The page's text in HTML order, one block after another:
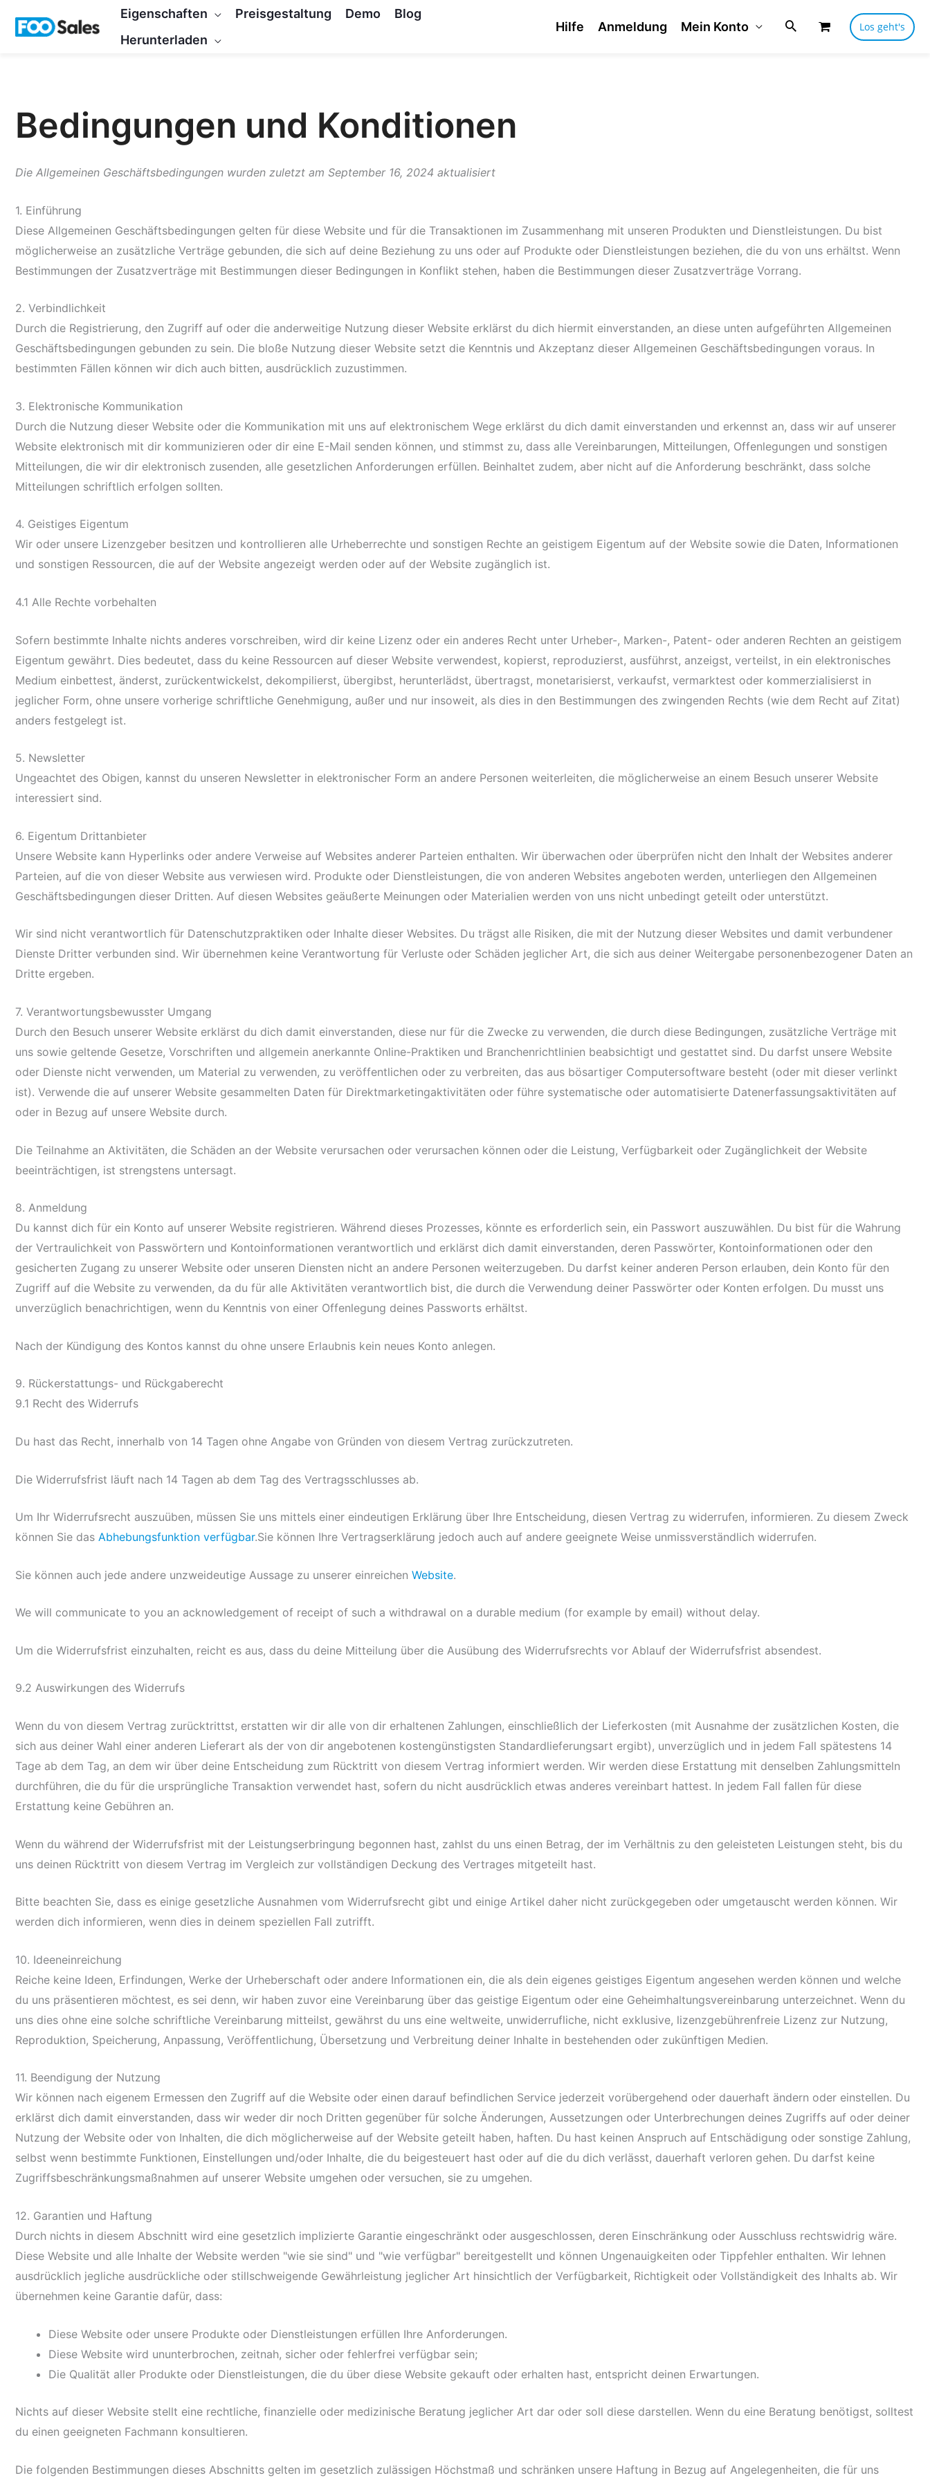
Inhalt
Eigenschaften Preisgestaltung Demo
Blog
Herunterladen
Hilfe Anmeldung Mein Konto Los geht's
Bedingungen und Konditionen
Die Allgemeinen Geschäftsbedingungen wurden zuletzt am September 16, 2024 aktualisiert
1. Einführung
Diese Allgemeinen Geschäftsbedingungen gelten für diese Website und für die Transaktionen im Zusammenhang mit unseren Produkten und Dienstleistungen. Du bist
möglicherweise an zusätzliche Verträge gebunden, die sich auf deine Beziehung zu uns oder auf Produkte oder Dienstleistungen beziehen, die du von uns erhältst. Wenn
Bestimmungen der Zusatzverträge mit Bestimmungen dieser Bedingungen in Konflikt stehen, haben die Bestimmungen dieser Zusatzverträge Vorrang.
2. Verbindlichkeit
Durch die Registrierung, den Zugriff auf oder die anderweitige Nutzung dieser Website erklärst du dich hiermit einverstanden, an diese unten aufgeführten Allgemeinen
Geschäftsbedingungen gebunden zu sein. Die bloße Nutzung dieser Website setzt die Kenntnis und Akzeptanz dieser Allgemeinen Geschäftsbedingungen voraus. In
bestimmten Fällen können wir dich auch bitten, ausdrücklich zuzustimmen.
3. Elektronische Kommunikation
Durch die Nutzung dieser Website oder die Kommunikation mit uns auf elektronischem Wege erklärst du dich damit einverstanden und erkennst an, dass wir auf unserer
Website elektronisch mit dir kommunizieren oder dir eine E-Mail senden können, und stimmst zu, dass alle Vereinbarungen, Mitteilungen, Offenlegungen und sonstigen
Mitteilungen, die wir dir elektronisch zusenden, alle gesetzlichen Anforderungen erfüllen. Beinhaltet zudem, aber nicht auf die Anforderung beschränkt, dass solche
Mitteilungen schriftlich erfolgen sollten.
4. Geistiges Eigentum
Wir oder unsere Lizenzgeber besitzen und kontrollieren alle Urheberrechte und sonstigen Rechte an geistigem Eigentum auf der Website sowie die Daten, Informationen
und sonstigen Ressourcen, die auf der Website angezeigt werden oder auf der Website zugänglich ist.
4.1 Alle Rechte vorbehalten
Sofern bestimmte Inhalte nichts anderes vorschreiben, wird dir keine Lizenz oder ein anderes Recht unter Urheber-, Marken-, Patent- oder anderen Rechten an geistigem
Eigentum gewährt. Dies bedeutet, dass du keine Ressourcen auf dieser Website verwendest, kopierst, reproduzierst, ausführst, anzeigst, verteilst, in ein elektronisches
Medium einbettest, änderst, zurückentwickelst, dekompilierst, übergibst, herunterlädst, übertragst, monetarisierst, verkaufst, vermarktest oder kommerzialisierst in
jeglicher Form, ohne unsere vorherige schriftliche Genehmigung, außer und nur insoweit, als dies in den Bestimmungen des zwingenden Rechts (wie dem Recht auf Zitat)
anders festgelegt ist.
5. Newsletter
Ungeachtet des Obigen, kannst du unseren Newsletter in elektronischer Form an andere Personen weiterleiten, die möglicherweise an einem Besuch unserer Website
interessiert sind.
6. Eigentum Drittanbieter
Unsere Website kann Hyperlinks oder andere Verweise auf Websites anderer Parteien enthalten. Wir überwachen oder überprüfen nicht den Inhalt der Websites anderer
Parteien, auf die von dieser Website aus verwiesen wird. Produkte oder Dienstleistungen, die von anderen Websites angeboten werden, unterliegen den Allgemeinen
Geschäftsbedingungen dieser Dritten. Auf diesen Websites geäußerte Meinungen oder Materialien werden von uns nicht unbedingt geteilt oder unterstützt.
Wir sind nicht verantwortlich für Datenschutzpraktiken oder Inhalte dieser Websites. Du trägst alle Risiken, die mit der Nutzung dieser Websites und damit verbundener
Dienste Dritter verbunden sind. Wir übernehmen keine Verantwortung für Verluste oder Schäden jeglicher Art, die sich aus deiner Weitergabe personenbezogener Daten an
Dritte ergeben.
7. Verantwortungsbewusster Umgang
Durch den Besuch unserer Website erklärst du dich damit einverstanden, diese nur für die Zwecke zu verwenden, die durch diese Bedingungen, zusätzliche Verträge mit
uns sowie geltende Gesetze, Vorschriften und allgemein anerkannte Online-Praktiken und Branchenrichtlinien beabsichtigt und gestattet sind. Du darfst unsere Website
oder Dienste nicht verwenden, um Material zu verwenden, zu veröffentlichen oder zu verbreiten, das aus bösartiger Computersoftware besteht (oder mit dieser verlinkt
ist). Verwende die auf unserer Website gesammelten Daten für Direktmarketingaktivitäten oder führe systematische oder automatisierte Datenerfassungsaktivitäten auf
oder in Bezug auf unsere Website durch.
Die Teilnahme an Aktivitäten, die Schäden an der Website verursachen oder verursachen können oder die Leistung, Verfügbarkeit oder Zugänglichkeit der Website
beeinträchtigen, ist strengstens untersagt.
8. Anmeldung
Du kannst dich für ein Konto auf unserer Website registrieren. Während dieses Prozesses, könnte es erforderlich sein, ein Passwort auszuwählen. Du bist für die Wahrung
der Vertraulichkeit von Passwörtern und Kontoinformationen verantwortlich und erklärst dich damit einverstanden, deren Passwörter, Kontoinformationen oder den
gesicherten Zugang zu unserer Website oder unseren Diensten nicht an andere Personen weiterzugeben. Du darfst keiner anderen Person erlauben, dein Konto für den
Zugriff auf die Website zu verwenden, da du für alle Aktivitäten verantwortlich bist, die durch die Verwendung deiner Passwörter oder Konten erfolgen. Du musst uns
unverzüglich benachrichtigen, wenn du Kenntnis von einer Offenlegung deines Passworts erhältst.
Nach der Kündigung des Kontos kannst du ohne unsere Erlaubnis kein neues Konto anlegen.
9. Rückerstattungs- und Rückgaberecht
9.1 Recht des Widerrufs
Du hast das Recht, innerhalb von 14 Tagen ohne Angabe von Gründen von diesem Vertrag zurückzutreten.
Die Widerrufsfrist läuft nach 14 Tagen ab dem Tag des Vertragsschlusses ab.
Um Ihr Widerrufsrecht auszuüben, müssen Sie uns mittels einer eindeutigen Erklärung über Ihre Entscheidung, diesen Vertrag zu widerrufen, informieren. Zu diesem Zweck
können Sie das Abhebungsfunktion verfügbar.Sie können Ihre Vertragserklärung jedoch auch auf andere geeignete Weise unmissverständlich widerrufen.
Sie können auch jede andere unzweideutige Aussage zu unserer einreichen Website.
We will communicate to you an acknowledgement of receipt of such a withdrawal on a durable medium (for example by email) without delay.
Um die Widerrufsfrist einzuhalten, reicht es aus, dass du deine Mitteilung über die Ausübung des Widerrufsrechts vor Ablauf der Widerrufsfrist absendest.
9.2 Auswirkungen des Widerrufs
Wenn du von diesem Vertrag zurücktrittst, erstatten wir dir alle von dir erhaltenen Zahlungen, einschließlich der Lieferkosten (mit Ausnahme der zusätzlichen Kosten, die
sich aus deiner Wahl einer anderen Lieferart als der von dir angebotenen kostengünstigsten Standardlieferungsart ergibt), unverzüglich und in jedem Fall spätestens 14
Tage ab dem Tag, an dem wir über deine Entscheidung zum Rücktritt von diesem Vertrag informiert werden. Wir werden diese Erstattung mit denselben Zahlungsmitteln
durchführen, die du für die ursprüngliche Transaktion verwendet hast, sofern du nicht ausdrücklich etwas anderes vereinbart hattest. In jedem Fall fallen für diese
Erstattung keine Gebühren an.
Wenn du während der Widerrufsfrist mit der Leistungserbringung begonnen hast, zahlst du uns einen Betrag, der im Verhältnis zu den geleisteten Leistungen steht, bis du
uns deinen Rücktritt von diesem Vertrag im Vergleich zur vollständigen Deckung des Vertrages mitgeteilt hast.
Bitte beachten Sie, dass es einige gesetzliche Ausnahmen vom Widerrufsrecht gibt und einige Artikel daher nicht zurückgegeben oder umgetauscht werden können. Wir
werden dich informieren, wenn dies in deinem speziellen Fall zutrifft.
10. Ideeneinreichung
Reiche keine Ideen, Erfindungen, Werke der Urheberschaft oder andere Informationen ein, die als dein eigenes geistiges Eigentum angesehen werden können und welche
du uns präsentieren möchtest, es sei denn, wir haben zuvor eine Vereinbarung über das geistige Eigentum oder eine Geheimhaltungsvereinbarung unterzeichnet. Wenn du
uns dies ohne eine solche schriftliche Vereinbarung mitteilst, gewährst du uns eine weltweite, unwiderrufliche, nicht exklusive, lizenzgebührenfreie Lizenz zur Nutzung,
Reproduktion, Speicherung, Anpassung, Veröffentlichung, Übersetzung und Verbreitung deiner Inhalte in bestehenden oder zukünftigen Medien.
11. Beendigung der Nutzung
Wir können nach eigenem Ermessen den Zugriff auf die Website oder einen darauf befindlichen Service jederzeit vorübergehend oder dauerhaft ändern oder einstellen. Du
erklärst dich damit einverstanden, dass wir weder dir noch Dritten gegenüber für solche Änderungen, Aussetzungen oder Unterbrechungen deines Zugriffs auf oder deiner
Nutzung der Website oder von Inhalten, die dich möglicherweise auf der Website geteilt haben, haften. Du hast keinen Anspruch auf Entschädigung oder sonstige Zahlung,
selbst wenn bestimmte Funktionen, Einstellungen und/oder Inhalte, die du beigesteuert hast oder auf die du dich verlässt, dauerhaft verloren gehen. Du darfst keine
Zugriffsbeschränkungsmaßnahmen auf unserer Website umgehen oder versuchen, sie zu umgehen.
12. Garantien und Haftung
Durch nichts in diesem Abschnitt wird eine gesetzlich implizierte Garantie eingeschränkt oder ausgeschlossen, deren Einschränkung oder Ausschluss rechtswidrig wäre.
Diese Website und alle Inhalte der Website werden "wie sie sind" und "wie verfügbar" bereitgestellt und können Ungenauigkeiten oder Tippfehler enthalten. Wir lehnen
ausdrücklich jegliche ausdrückliche oder stillschweigende Gewährleistung jeglicher Art hinsichtlich der Verfügbarkeit, Richtigkeit oder Vollständigkeit des Inhalts ab. Wir
übernehmen keine Garantie dafür, dass:
Diese Website oder unsere Produkte oder Dienstleistungen erfüllen Ihre Anforderungen.
Diese Website wird ununterbrochen, zeitnah, sicher oder fehlerfrei verfügbar sein;
Die Qualität aller Produkte oder Dienstleistungen, die du über diese Website gekauft oder erhalten hast, entspricht deinen Erwartungen.
Nichts auf dieser Website stellt eine rechtliche, finanzielle oder medizinische Beratung jeglicher Art dar oder soll diese darstellen. Wenn du eine Beratung benötigst, solltest
du einen geeigneten Fachmann konsultieren.
Die folgenden Bestimmungen dieses Abschnitts gelten im gesetzlich zulässigen Höchstmaß und schränken unsere Haftung in Bezug auf Angelegenheiten, die für uns